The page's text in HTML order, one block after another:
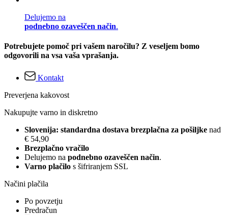
Delujemo na
podnebno ozaveščen način.
Potrebujete pomoč pri vašem naročilu? Z veseljem bomo
odgovorili na vsa vaša vprašanja.
Kontakt
Preverjena kakovost
Nakupujte varno in diskretno
Slovenija: standardna dostava brezplačna za pošiljke nad
€ 54,90
Brezplačno vračilo
Delujemo na podnebno ozaveščen način.
Varno plačilo s šifriranjem SSL
Načini plačila
Po povzetju
Predračun